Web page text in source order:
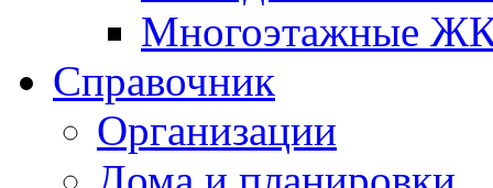
Многоэтажные
Справочник
Организации